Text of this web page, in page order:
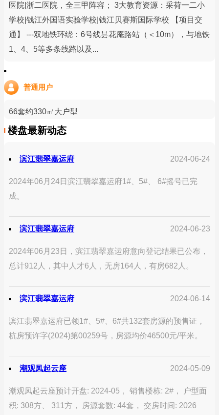
医院|浙二医院，全三甲阵容； 3大教育资源：采荷一二小
学校|钱江外国语实验学校|钱江贝赛斯国际学校 【项目交
通】 ---双地铁环绕：6号线昙花庵路站（＜10m），与地铁
1、4、5等多条线路以及...
普通用户
66套约330㎡大户型
楼盘最新动态
滨江翡翠嘉运府 2024-06-24
2024年06月24日滨江翡翠嘉运府1#、5#、 6#摇号已完
成。
滨江翡翠嘉运府 2024-06-23
2024年06月23日，滨江翡翠嘉运府意向登记结果已公布，
总计912人，其中人才6人，无房164人，有房682人。
滨江翡翠嘉运府 2024-06-14
滨江翡翠嘉运府已领1#、5#、6#共132套房源的预售证，
杭房预许字(2024)第00259号，房源均价46500元/平米。
潮观凤起云座 2024-05-09
潮观凤起云座预计开盘: 2024-05， 销售楼栋: 2#， 户型面
积: 308方、 311方， 房源套数: 44套， 交房时间: 2026